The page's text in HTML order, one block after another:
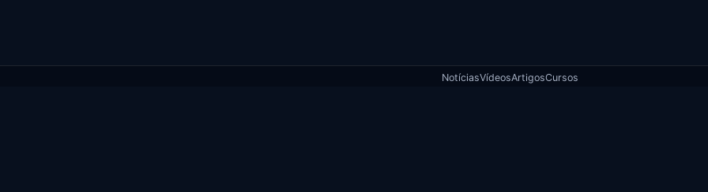
NotíciasVídeosArtigosCursos